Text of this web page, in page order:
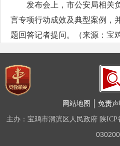
发布会上，市公安局相关
言专项行动成效及典型案例，
题回答记者提问。（来源：宝
网站地图 免责声
主办：宝鸡市渭滨区人民政府 陕ICP